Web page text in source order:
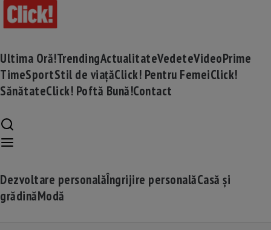
Ultima Oră!TrendingActualitateVedeteVideoPrime
TimeSportStil de viațăClick! Pentru FemeiClick!
SănătateClick! Poftă Bună!Contact
Dezvoltare personalăÎngrijire personalăCasă și
grădinăModă